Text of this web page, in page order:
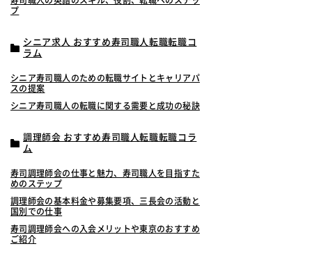
プ
シニア求人 おすすめ寿司職人転職転職コ
ラム
シニア寿司職人のための転職サイトとキャリアパ
スの提案
シニア寿司職人の転職に関する需要と成功の秘訣
調理師会 おすすめ寿司職人転職転職コラ
ム
寿司調理師会の仕事と魅力、寿司職人を目指すた
めのステップ
調理師会の基本料金や募集要項、三長会の活動と
国別での仕事
寿司調理師会への入会メリットや東京のおすすめ
ご紹介